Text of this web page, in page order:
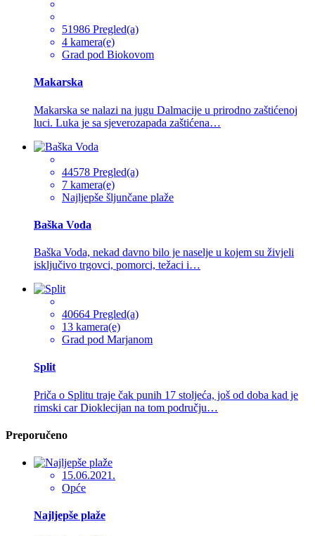
51986 Pregled(a)
4 kamera(e)
Grad pod Biokovom
Makarska
Makarska se nalazi na jugu Dalmacije u prirodno zaštićenoj
luci. Luka je sa sjeverozapada zaštićena…
44578 Pregled(a)
7 kamera(e)
Najljepše šljunčane plaže
Baška Voda
Baška Voda, nekad davno bilo je naselje u kojem su živjeli
isključivo trgovci, pomorci, težaci i…
40664 Pregled(a)
13 kamera(e)
Grad pod Marjanom
Split
Priča o Splitu traje čak punih 17 stoljeća, još od doba kad je
rimski car Dioklecijan na tom području…
Preporučeno
15.06.2021.
Opće
Najljepše plaže